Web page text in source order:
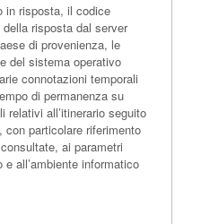
in risposta, il codice
risposta dal server
di provenienza, le
del sistema operativo
connotazioni temporali
di permanenza su
relativi all’itinerario seguito
con particolare riferimento
ai parametri
all’ambiente informatico